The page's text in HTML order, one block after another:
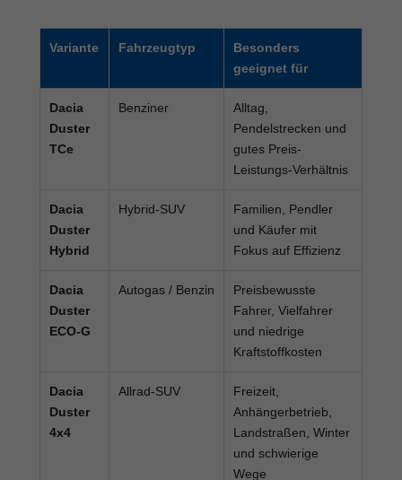
Variante Fahrzeugtyp
Besonders
geeignet für
Dacia
Duster
TCe
Benziner
Alltag,
Pendelstrecken und
gutes Preis-
Leistungs-Verhältnis
Dacia
Duster
Hybrid
Hybrid-SUV
Familien, Pendler
und Käufer mit
Fokus auf Effizienz
Dacia
Duster
ECO-G
Autogas / Benzin
Preisbewusste
Fahrer, Vielfahrer
und niedrige
Kraftstoffkosten
Dacia
Duster
4x4
Allrad-SUV
Freizeit,
Anhängerbetrieb,
Landstraßen, Winter
und schwierige
Wege